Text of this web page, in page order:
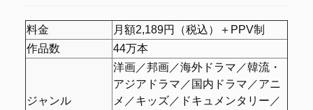
料金
月額2,189円（税込）＋PPV制
作品数
44万本
ジャンル
洋画／邦画／海外ドラマ／韓流・
アジアドラマ／国内ドラマ／アニ
メ／キッズ／ドキュメンタリー／